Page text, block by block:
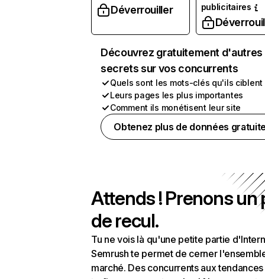
Déverrouiller
publicitaires
Découvrez gratuitement d'autres
secrets sur vos concurrents
Quels sont les mots-clés qu'ils ciblent
Leurs pages les plus importantes
Comment ils monétisent leur site
Obtenez plus de données
Attends ! Prenons un
de recul.
Tu ne vois là qu'une petite partie
Semrush te permet de cerner
marché. Des concurrents aux